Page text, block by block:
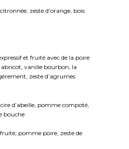
zeste d’orange, bois
et fruité avec de la poire
vanille bourbon, la
zeste d’agrumes
d’abeille, pomme compoté,
bouche
pomme poire, zeste de